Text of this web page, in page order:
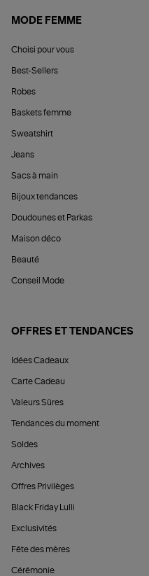
MODE FEMME
Choisi pour vous
Best-Sellers
Robes
Baskets femme
Sweatshirt
Jeans
Sacs à main
Bijoux tendances
Doudounes et Parkas
Maison déco
Beauté
Conseil Mode
OFFRES ET TENDANCES
Idées Cadeaux
Carte Cadeau
Valeurs Sûres
Tendances du moment
Soldes
Archives
Offres Privilèges
Black Friday Lulli
Exclusivités
Fête des mères
Cérémonie